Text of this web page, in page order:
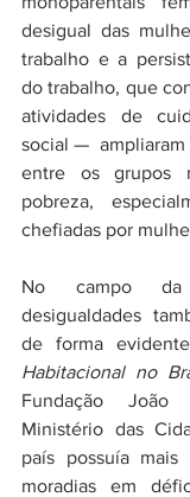
desigual das
trabalho e a
do trabalho, que
atividades de
social —
entre os grupos
pobreza,
chefiadas por
No campo da
desigualdades
de forma
Habitacional no
Fundação
Ministério das
país possuía
moradias em